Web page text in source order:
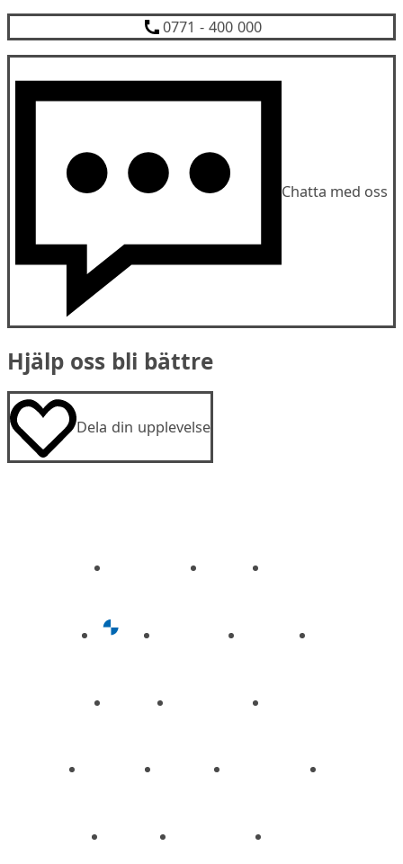
0771 - 400 000
Chatta med oss
Hjälp oss bli bättre
Dela din upplevelse